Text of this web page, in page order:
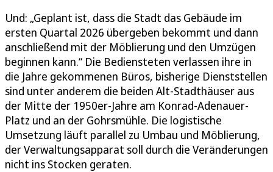
Und: „Geplant ist, dass die Stadt das Gebäude im
ersten Quartal 2026 übergeben bekommt und dann
anschließend mit der Möblierung und den Umzügen
beginnen kann.“ Die Bediensteten verlassen ihre in
die Jahre gekommenen Büros, bisherige Dienststellen
sind unter anderem die beiden Alt-Stadthäuser aus
der Mitte der 1950er-Jahre am Konrad-Adenauer-
Platz und an der Gohrsmühle. Die logistische
Umsetzung läuft parallel zu Umbau und Möblierung,
der Verwaltungsapparat soll durch die Veränderungen
nicht ins Stocken geraten.